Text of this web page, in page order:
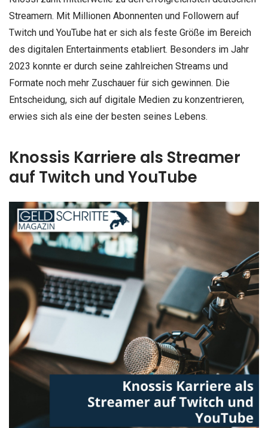
Streamern. Mit Millionen Abonnenten und Followern auf
Twitch und YouTube hat er sich als feste Größe im Bereich
des digitalen Entertainments etabliert. Besonders im Jahr
2023 konnte er durch seine zahlreichen Streams und
Formate noch mehr Zuschauer für sich gewinnen. Die
Entscheidung, sich auf digitale Medien zu konzentrieren,
erwies sich als eine der besten seines Lebens.
Knossis Karriere als Streamer
auf Twitch und YouTube